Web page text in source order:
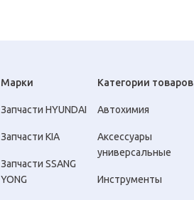
Марки
Запчасти HYUNDAI
Запчасти KIA
Запчасти SSANG
YONG
Категории товаров
Автохимия
Аксессуары
универсальные
Инструменты